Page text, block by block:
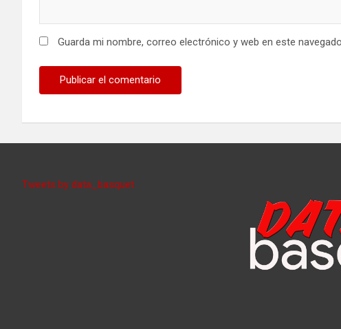
Guarda mi nombre, correo electrónico y web en este
Tweets by data_basquet